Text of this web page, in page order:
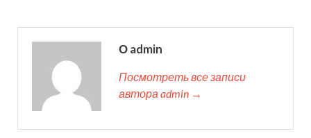
О admin
Посмотреть все записи
автора admin →